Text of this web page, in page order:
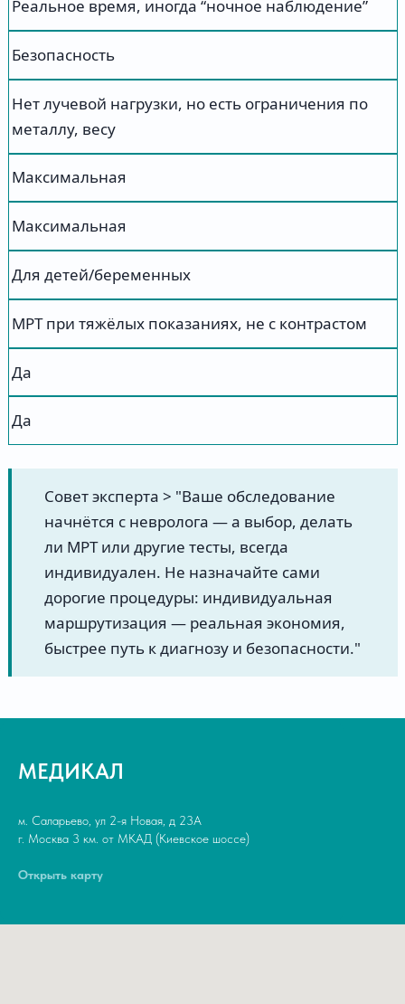
Реальное время, иногда “ночное наблюдение”
Безопасность
Нет лучевой нагрузки, но есть ограничения по
металлу, весу
Максимальная
Максимальная
Для детей/беременных
МРТ при тяжёлых показаниях, не с контрастом
Да
Да
Совет эксперта > "Ваше обследование
начнётся с невролога — а выбор, делать
ли МРТ или другие тесты, всегда
индивидуален. Не назначайте сами
дорогие процедуры: индивидуальная
маршрутизация — реальная экономия,
быстрее путь к диагнозу и безопасности."
МЕДИКАЛ
м. Саларьево, ул 2-я Новая, д 23А
г. Москва 3 км. от МКАД (Киевское шоссе)
Открыть карту